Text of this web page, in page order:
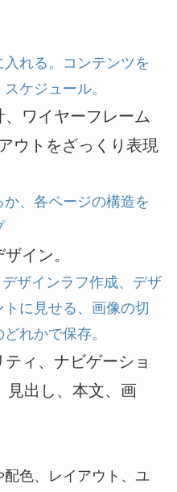
れる。コンテンツを
ケジュール。
ワイヤーフレーム
ウトをざっくり表現
、各ページの構造を
イン。
ザインラフ作成、デザ
に見せる、画像の切
れかで保存。
ィ、ナビゲーショ
見出し、本文、画
色、レイアウト、ユ